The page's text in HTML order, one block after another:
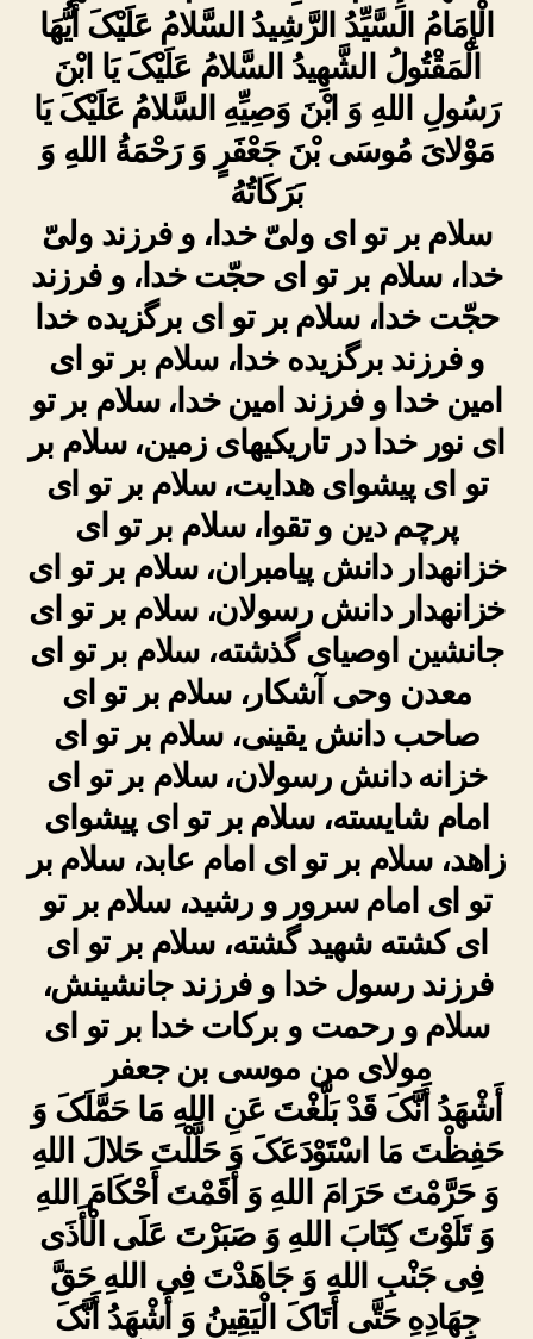
الْإِمَامُ السَّیِّدُ الرَّشِیدُ السَّلامُ عَلَیْکَ أَیُّهَا
الْمَقْتُولُ الشَّهِیدُ السَّلامُ عَلَیْکَ یَا ابْنَ
رَسُولِ اللهِ وَ ابْنَ وَصِیِّهِ السَّلامُ عَلَیْکَ یَا
مَوْلایَ مُوسَى بْنَ جَعْفَرٍ وَ رَحْمَةُ اللهِ وَ
بَرَکَاتُهُ
سلام بر تو اى ولىّ خدا، و فرزند ولىّ
خدا، سلام بر تو اى حجّت خدا، و فرزند
حجّت خدا، سلام بر تو اى برگزیده خدا
و فرزند برگزیده خدا، سلام بر تو اى
امین خدا و فرزند امین خدا، سلام بر تو
اى‏ نور خدا در تاریکیهاى زمین، سلام بر
تو اى پیشواى هدایت، سلام بر تو اى
پرچم دین‏ و تقوا، سلام بر تو اى
خزانه‏دار دانش پیامبران، سلام بر تو اى
خزانه‏دار دانش رسولان، سلام‏ بر تو اى
جانشین اوصیاى گذشته، سلام بر تو اى
معدن وحى آشکار، سلام بر تو اى
صاحب دانش یقینى، سلام بر تو اى
خزانه دانش رسولان، سلام بر تو اى
امام‏ شایسته، سلام بر تو اى پیشواى
زاهد، سلام بر تو اى امام عابد، سلام‏ بر
تو اى امام سرور و رشید، سلام بر تو
اى کشته شهید گشته، سلام بر تو اى
فرزند رسول خدا و فرزند جانشینش،
سلام و رحمت و برکات خدا بر تو اى
مولاى من موسى بن جعفر
أَشْهَدُ أَنَّکَ قَدْ بَلَّغْتَ عَنِ اللهِ مَا حَمَّلَکَ وَ
حَفِظْتَ مَا اسْتَوْدَعَکَ وَ حَلَّلْتَ حَلالَ اللهِ
وَ حَرَّمْتَ حَرَامَ اللهِ وَ أَقَمْتَ أَحْکَامَ اللهِ
وَ تَلَوْتَ کِتَابَ اللهِ وَ صَبَرْتَ عَلَى الْأَذَى
فِی جَنْبِ اللهِ وَ جَاهَدْتَ فِی اللهِ حَقَّ
جِهَادِهِ حَتَّى أَتَاکَ الْیَقِینُ وَ أَشْهَدُ أَنَّکَ